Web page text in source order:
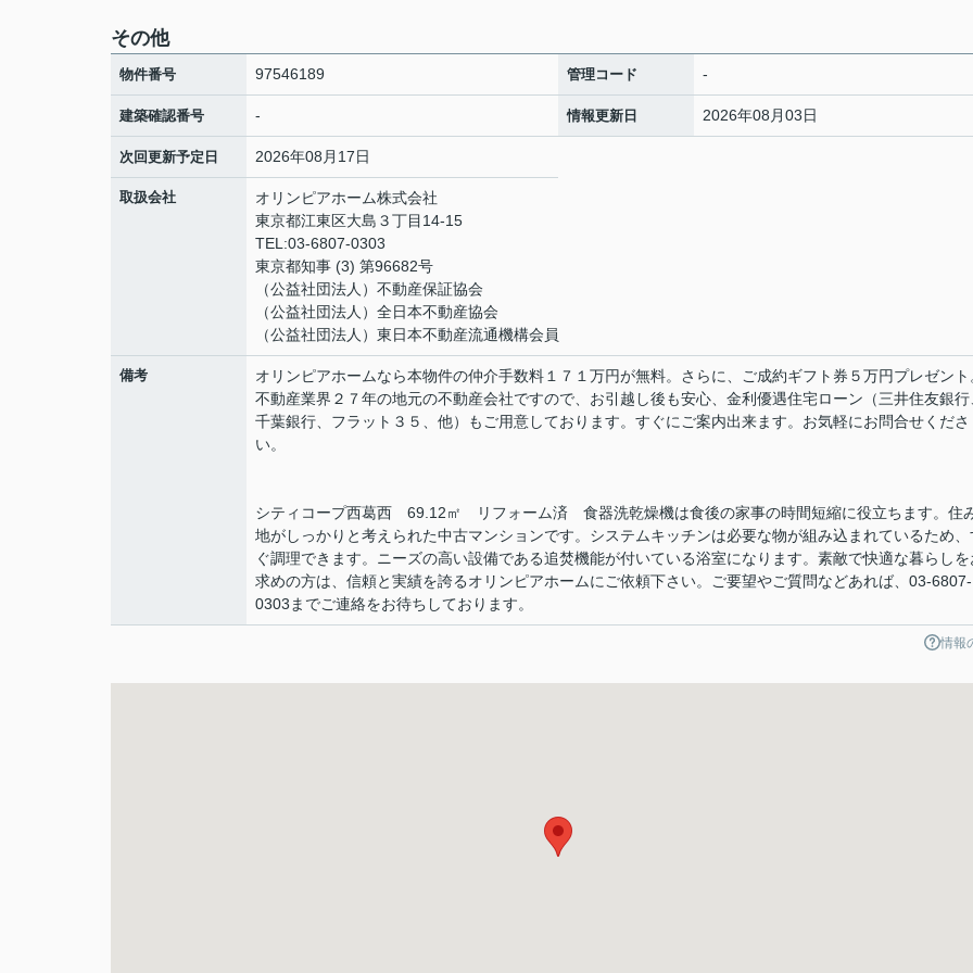
その他
物件番号 97546189 管理コード -
建築確認番号 - 情報更新日 2026年08月03日
次回更新予定日 2026年08月17日
取扱会社
オリンピアホーム株式会社
東京都江東区大島３丁目14-15
TEL:03-6807-0303
東京都知事 (3) 第96682号
（公益社団法人）不動産保証協会
（公益社団法人）全日本不動産協会
（公益社団法人）東日本不動産流通機構会員
備考
オリンピアホームなら本物件の仲介手数料１７１万円が無料。さらに、ご成約ギフト券５万円プレゼント
不動産業界２７年の地元の不動産会社ですので、お引越し後も安心、金利優遇住宅ローン（三井住友銀行
千葉銀行、フラット３５、他）もご用意しております。すぐにご案内出来ます。お気軽にお問合せくださ
い。
シティコープ西葛西 69.12㎡ リフォーム済 食器洗乾燥機は食後の家事の時間短縮に役立ちます。住
地がしっかりと考えられた中古マンションです。システムキッチンは必要な物が組み込まれているため、
ぐ調理できます。ニーズの高い設備である追焚機能が付いている浴室になります。素敵で快適な暮らしを
求めの方は、信頼と実績を誇るオリンピアホームにご依頼下さい。ご要望やご質問などあれば、03-6807-
0303までご連絡をお待ちしております。
情報